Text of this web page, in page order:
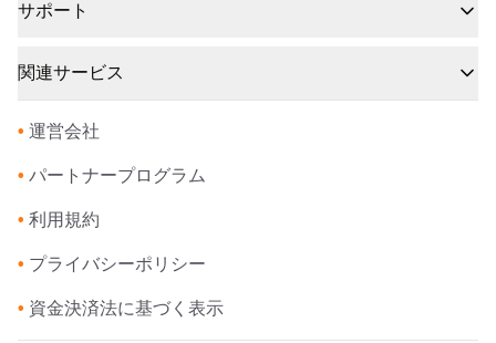
サポート
関連サービス
• 運営会社
• パートナープログラム
• 利用規約
• プライバシーポリシー
• 資金決済法に基づく表示